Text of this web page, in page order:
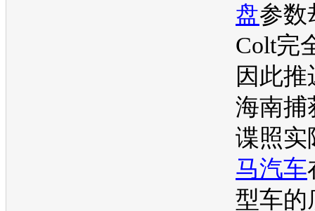
盘参数
Colt完
因此
海南捕
谍照实
马汽车
型车的